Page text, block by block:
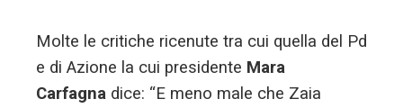
Molte le critiche ricenute tra cui quella del Pd
e di Azione la cui presidente Mara
Carfagna dice: “E meno male che Zaia